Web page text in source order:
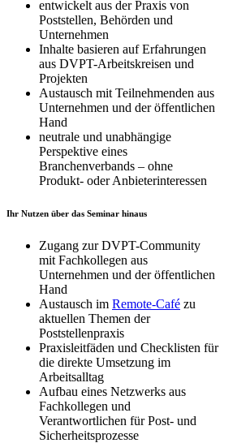
entwickelt aus der Praxis von
Poststellen, Behörden und
Unternehmen
Inhalte basieren auf Erfahrungen
aus DVPT-Arbeitskreisen und
Projekten
Austausch mit Teilnehmenden aus
Unternehmen und der öffentlichen
Hand
neutrale und unabhängige
Perspektive eines
Branchenverbands – ohne
Produkt- oder Anbieterinteressen
Ihr Nutzen über das Seminar hinaus
Zugang zur DVPT-Community
mit Fachkollegen aus
Unternehmen und der öffentlichen
Hand
Austausch im Remote-Café zu
aktuellen Themen der
Poststellenpraxis
Praxisleitfäden und Checklisten für
die direkte Umsetzung im
Arbeitsalltag
Aufbau eines Netzwerks aus
Fachkollegen und
Verantwortlichen für Post- und
Sicherheitsprozesse